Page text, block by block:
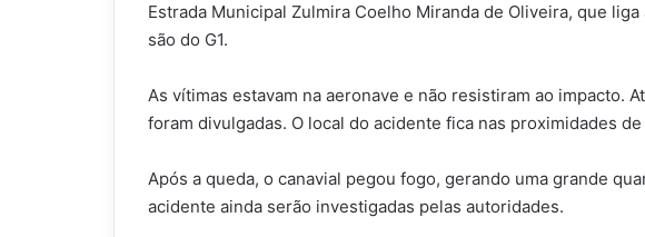
Estrada Municipal Zulmira Coelho Miranda de Oliveira, que
são do G1.
As vítimas estavam na aeronave e não resistiram ao impacto.
foram divulgadas. O local do acidente fica nas proximidades
Após a queda, o canavial pegou fogo, gerando uma grande
acidente ainda serão investigadas pelas autoridades.